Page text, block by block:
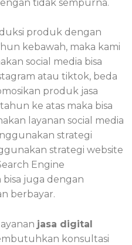
tidak sempurna.
produk dengan
kebawah, maka kami
social media bisa
atau tiktok, beda
produk jasa
ke atas maka bisa
layanan social media
strategi
strategi website
Engine
juga dengan
berbayar.
jasa digital
konsultasi